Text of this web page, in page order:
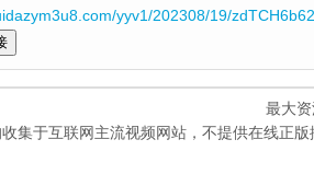
yyv1/202308/19/
最大
集于互联网主流视频网站，不提供在线正